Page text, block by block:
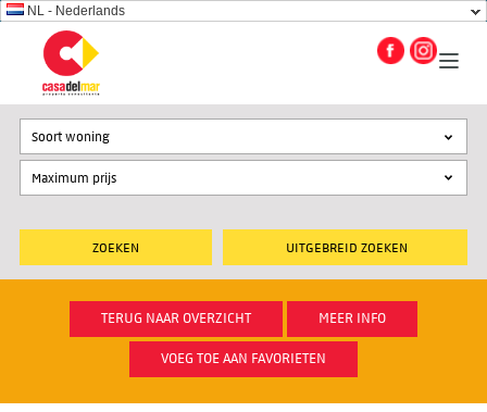
NL - Nederlands
UITGEBREID ZOEKEN
Soort woning
TERUG NAAR OVERZICHT MEER INFO
VOEG TOE AAN FAVORIETEN